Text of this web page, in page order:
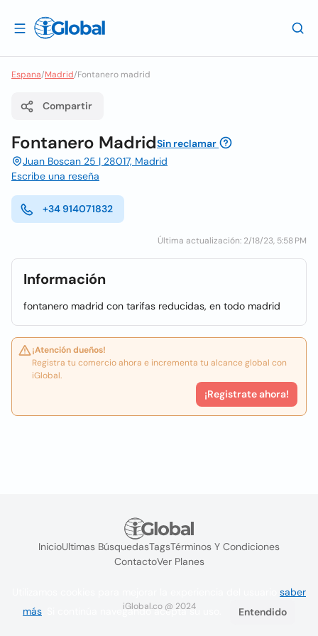
Espana/Madrid/Fontanero madrid
Compartir
Fontanero MadridSin reclamar
Juan Boscan 25 | 28017, Madrid
Escribe una reseña
+34 914071832
Última actualización: 2/18/23, 5:58 PM
Información
fontanero madrid con tarifas reducidas, en todo madrid
¡Atención dueños!
Registra tu comercio ahora e incrementa tu alcance global con
iGlobal.
¡Registrate ahora!
InicioUltimas BúsquedasTagsTérminos Y Condiciones
ContactoVer Planes
iGlobal.co @ 2024
saber
más . Si continúa navegando acepta su uso. Entendido